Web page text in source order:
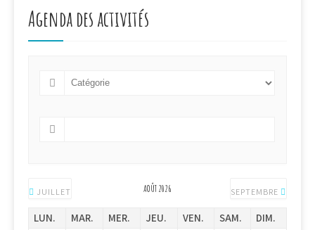
Agenda des activités
JUILLET AOÛT 2026 SEPTEMBRE
LUN. MAR. MER. JEU. VEN. SAM. DIM.